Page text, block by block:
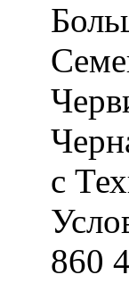
с
860